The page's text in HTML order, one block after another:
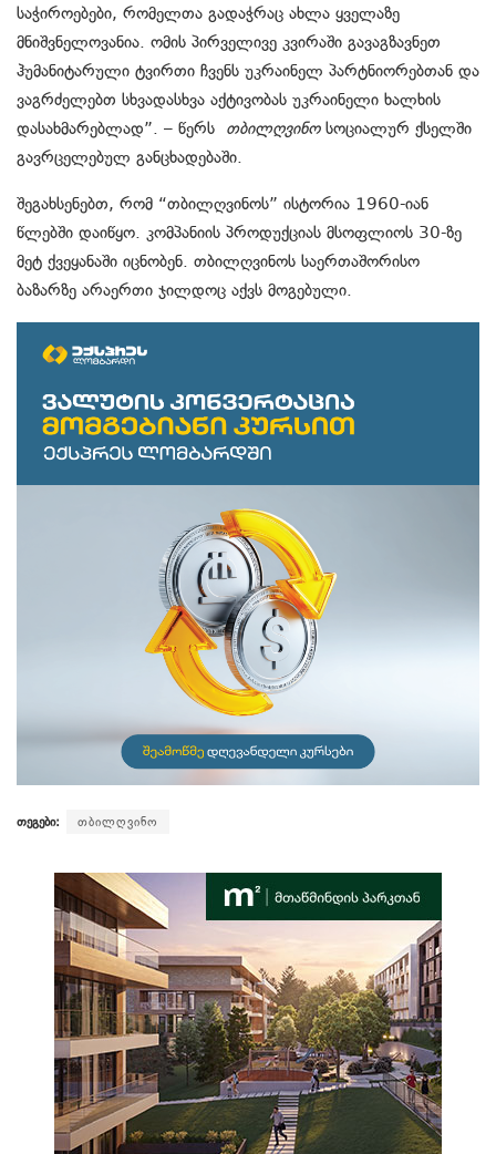
საჭიროებები, რომელთა გადაჭრაც ახლა ყველაზე
მნიშვნელოვანია. ომის პირველივე კვირაში გავაგზავნეთ
ჰუმანიტარული ტვირთი ჩვენს უკრაინელ პარტნიორებთან და
ვაგრძელებთ სხვადასხვა აქტივობას უკრაინელი ხალხის
დასახმარებლად”. – წერს თბილღვინოსოციალურ ქსელში
გავრცელებულ განცხადებაში.
შეგახსენებთ, რომ “თბილღვინოს” ისტორია 1960-იან
წლებში დაიწყო. კომპანიის პროდუქციას მსოფლიოს 30-ზე
მეტ ქვეყანაში იცნობენ. თბილღვინოს საერთაშორისო
ბაზარზე არაერთი ჯილდოც აქვს მოგებული.
თეგები: თბილღვინო